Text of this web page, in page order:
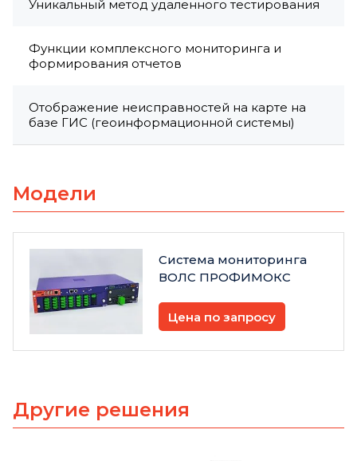
Уникальный метод удаленного тестирования
Функции комплексного мониторинга и
формирования отчетов
Отображение неисправностей на карте на
базе ГИС (геоинформационной системы)
Модели
Система мониторинга
ВОЛС ПРОФИМОКС
Цена по запросу
Другие решения